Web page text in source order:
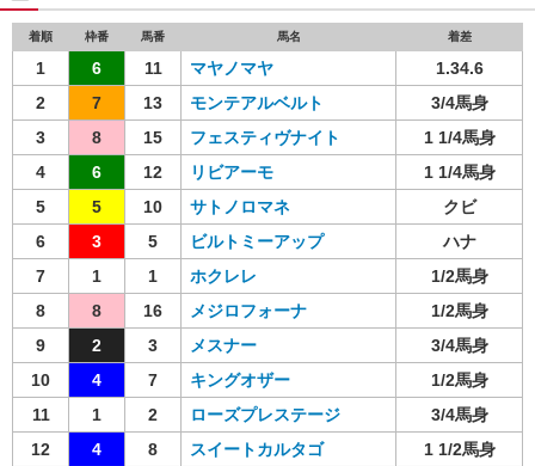
着順 枠番 馬番 馬名 着差
1 6 11 マヤノマヤ
1.34.6
2
7 13 モンテアルベルト
3/4馬身
3
8 15 フェスティヴナイト
1 1/4馬身
4
6 12 リビアーモ
1 1/4馬身
5
5 10 サトノロマネ
クビ
6
3 5 ビルトミーアップ
ハナ
7
1 1 ホクレレ
1/2馬身
8
8 16 メジロフォーナ
1/2馬身
9
2 3 メスナー
3/4馬身
10
4 7 キングオザー
1/2馬身
11
1 2 ローズプレステージ
3/4馬身
12
4 8 スイートカルタゴ
1 1/2馬身